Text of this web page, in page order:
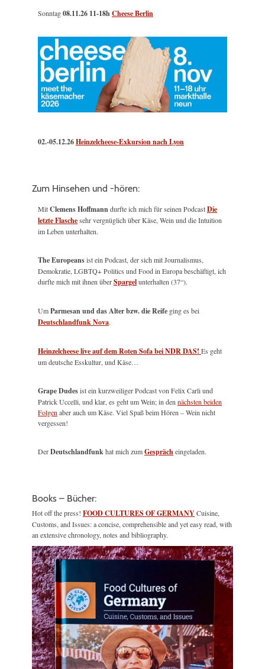
Sonntag08.11.26 11-18hCheese Berlin
02.-05.12.26Heinzelcheese-Exkursion nach Lyon
Zum Hinsehen und -hören:
MitClemens Hoffmanndurfte ich mich für seinen PodcastDie
letzte Flaschesehr vergnüglich über Käse, Wein und die Intuition
im Leben unterhalten.
The Europeansist ein Podcast, der sich mit Journalismus,
Demokratie, LGBTQ+ Politics und Food in Europa beschäftigt, ich
durfte mich mit ihnen überSpargelunterhalten (37“).
UmParmesan und das Alter bzw. die Reife ging es bei
Deutschlandfunk Nova.
Heinzelcheese live auf dem Roten Sofa bei NDR DAS! Es geht
um deutsche Esskultur, und Käse…
Grape Dudesist ein kurzweiliger Podcast von Felix Carli und
Patrick Uccelli, und klar, es geht um Wein; in den nächsten beiden
Folgen aber auch um Käse. Viel Spaß beim Hören – Wein nicht
vergessen!
DerDeutschlandfunkhat mich zumGesprächeingeladen.
Books – Bücher:
Hot off the press! FOOD CULTURES OF GERMANYCuisine,
Customs, and Issues: a concise, comprehensible and yet easy read, with
an extensive chronology, notes and bibliography.